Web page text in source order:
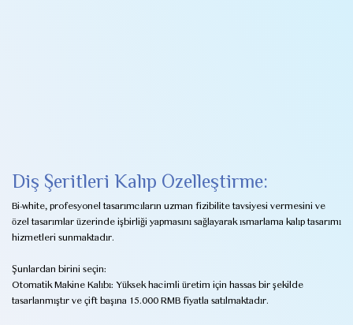
Diş Şeritleri Kalıp Özelleştirme:
Bi-white, profesyonel tasarımcıların uzman fizibilite tavsiyesi vermesini ve
özel tasarımlar üzerinde işbirliği yapmasını sağlayarak ısmarlama kalıp tasarımı
hizmetleri sunmaktadır.
Şunlardan birini seçin:
Otomatik Makine Kalıbı: Yüksek hacimli üretim için hassas bir şekilde
tasarlanmıştır ve çift başına 15.000 RMB fiyatla satılmaktadır.